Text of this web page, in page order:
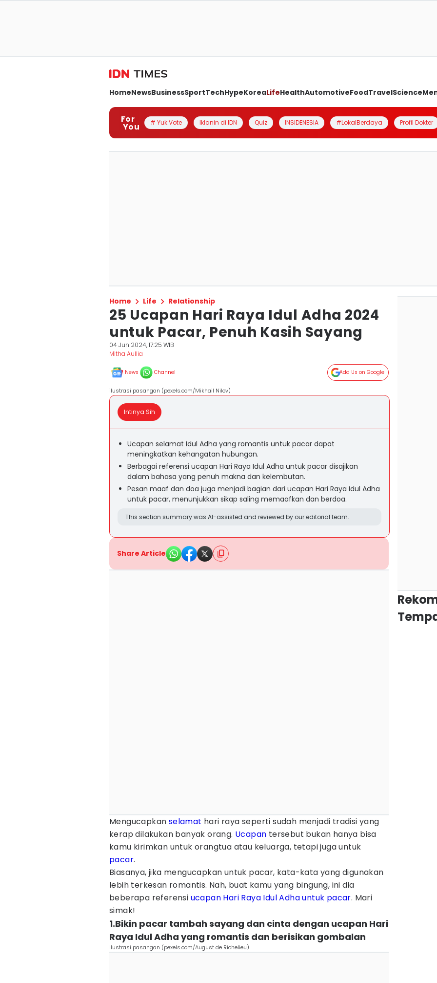
HomeNewsBusinessSportTechHypeKoreaLifeHealthAutomotiveFoodTravelScience
For
You # Yuk Vote Iklanin di IDN Quiz INSIDENESIA #LokalBerdaya Profil Dokter
Home Life Relationship
25 Ucapan Hari Raya Idul Adha 2024
untuk Pacar, Penuh Kasih Sayang
04 Jun 2024, 17:25 WIB
Mitha Aullia
News Channel Add Us on Google
ilustrasi pasangan (pexels.com/Mikhail Nilov)
Intinya Sih
Ucapan selamat Idul Adha yang romantis untuk pacar dapat
meningkatkan kehangatan hubungan.
Berbagai referensi ucapan Hari Raya Idul Adha untuk pacar disajikan
dalam bahasa yang penuh makna dan kelembutan.
Pesan maaf dan doa juga menjadi bagian dari ucapan Hari Raya Idul Adha
untuk pacar, menunjukkan sikap saling memaafkan dan berdoa.
This section summary was AI-assisted and reviewed by our editorial team.
Share Article
Mengucapkan selamat hari raya seperti sudah menjadi tradisi yang
kerap dilakukan banyak orang. Ucapan tersebut bukan hanya bisa
kamu kirimkan untuk orangtua atau keluarga, tetapi juga untuk
pacar.
Biasanya, jika mengucapkan untuk pacar, kata-kata yang digunakan
lebih terkesan romantis. Nah, buat kamu yang bingung, ini dia
beberapa referensi ucapan Hari Raya Idul Adha untuk pacar. Mari
simak!
1.Bikin pacar tambah sayang dan cinta dengan ucapan Hari
Raya Idul Adha yang romantis dan berisikan gombalan
Ilustrasi pasangan (pexels.com/August de Richelieu)